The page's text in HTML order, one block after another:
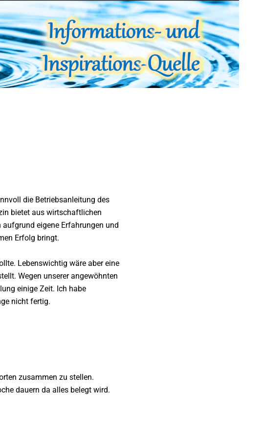
die Betriebsanleitung des
bietet aus wirtschaftlichen
eigene Erfahrungen und
Erfolg bringt.
Lebenswichtig wäre aber eine
Wegen unserer angewöhnten
einige Zeit. Ich habe
nicht fertig.
zusammen zu stellen.
dauern da alles belegt wird.